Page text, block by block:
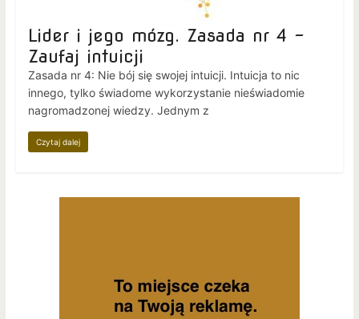
Lider i jego mózg. Zasada nr 4 –
Zaufaj intuicji
Zasada nr 4: Nie bój się swojej intuicji. Intuicja to nic
innego, tylko świadome wykorzystanie nieświadomie
nagromadzonej wiedzy. Jednym z
Czytaj dalej